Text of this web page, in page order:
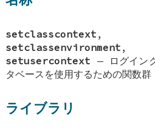
setclasscontext
setclassenvironment ,
setusercontext —
ログイン
タベースを使用するための関数群
ライブラリ